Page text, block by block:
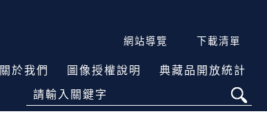
網站導覽 下載清單
關於我們 圖像授權說明 典藏品開放統計
請輸入關鍵字